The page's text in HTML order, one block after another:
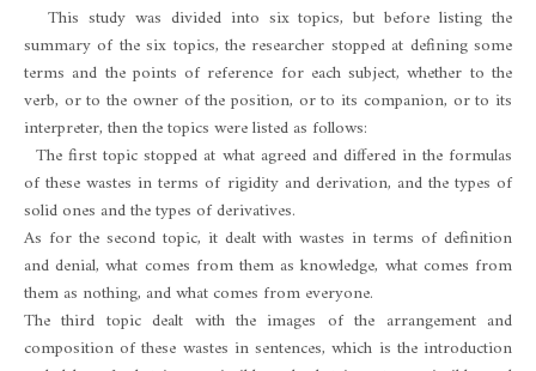
This study was divided into six topics, but before listing the
summary of the six topics, the researcher stopped at defining some
terms and the points of reference for each subject, whether to the
verb, or to the owner of the position, or to its companion, or to its
interpreter, then the topics were listed as follows:
The first topic stopped at what agreed and differed in the formulas
of these wastes in terms of rigidity and derivation, and the types of
solid ones and the types of derivatives.
As for the second topic, it dealt with wastes in terms of definition
and denial, what comes from them as knowledge, what comes from
them as nothing, and what comes from everyone.
The third topic dealt with the images of the arrangement and
composition of these wastes in sentences, which is the introduction